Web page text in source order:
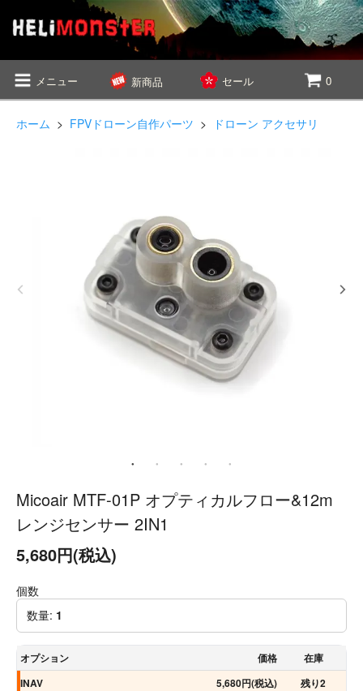
メニュー 新商品 セール 0
ホーム > FPVドローン自作パーツ > ドローン アクセサリ
Micoair MTF-01P オプティカルフロー&12m
レンジセンサー 2IN1
5,680円(税込)
個数
数量: 1
オプション 価格
在庫
INAV
5,680円(税込)
残り2